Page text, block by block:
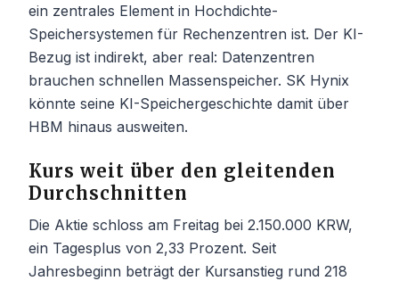
ein zentrales Element in Hochdichte-
Speichersystemen für Rechenzentren ist. Der KI-
Bezug ist indirekt, aber real: Datenzentren
brauchen schnellen Massenspeicher. SK Hynix
könnte seine KI-Speichergeschichte damit über
HBM hinaus ausweiten.
Kurs weit über den gleitenden
Durchschnitten
Die Aktie schloss am Freitag bei 2.150.000 KRW,
ein Tagesplus von 2,33 Prozent. Seit
Jahresbeginn beträgt der Kursanstieg rund 218